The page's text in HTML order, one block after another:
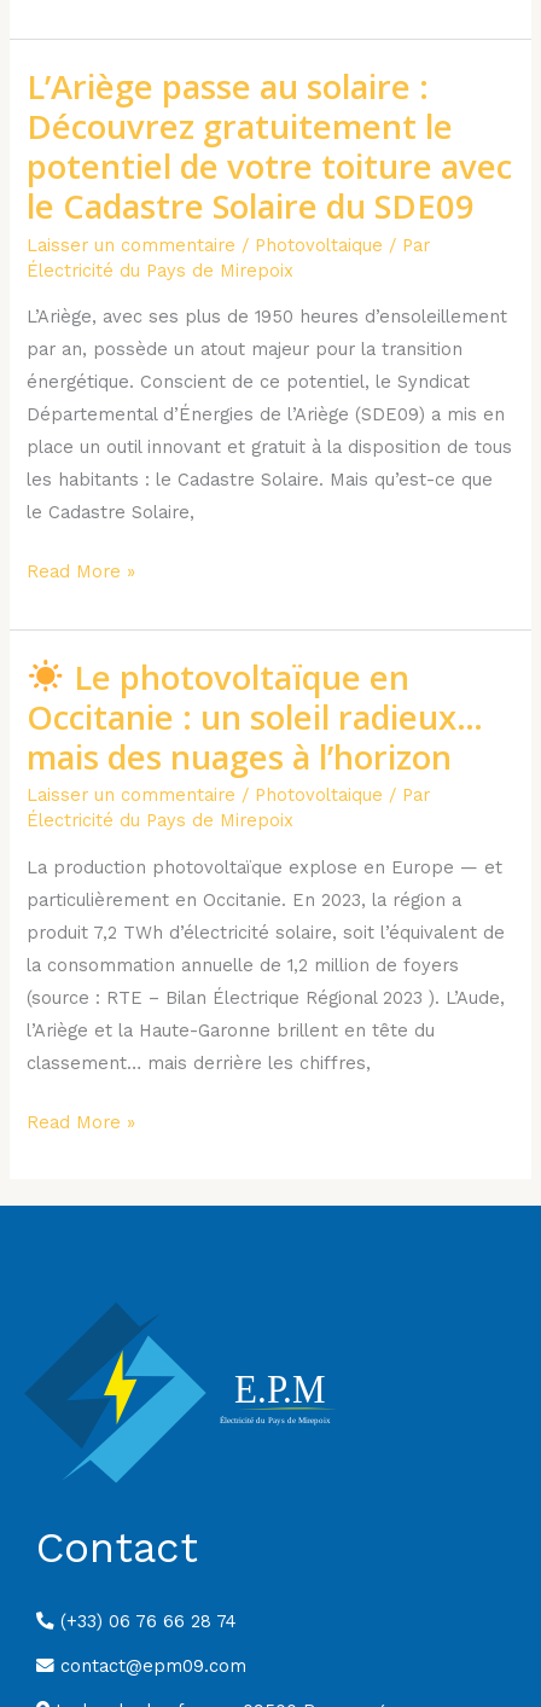
L’Ariège passe au solaire :
Découvrez gratuitement le
potentiel de votre toiture avec
le Cadastre Solaire du SDE09
Laisser un commentaire / Photovoltaique / Par
Électricité du Pays de Mirepoix
L’Ariège, avec ses plus de 1950 heures d’ensoleillement
par an, possède un atout majeur pour la transition
énergétique. Conscient de ce potentiel, le Syndicat
Départemental d’Énergies de l’Ariège (SDE09) a mis en
place un outil innovant et gratuit à la disposition de tous
les habitants : le Cadastre Solaire. Mais qu’est-ce que
le Cadastre Solaire,
L’Ariège
passe
solaire
Découvrez
gratuitement
le
potentiel
de
votre
toiture
avec
le
Solaire
SDE09
Read More »
Le photovoltaïque en
Occitanie : un soleil radieux…
mais des nuages à l’horizon
Laisser un commentaire / Photovoltaique / Par
Électricité du Pays de Mirepoix
La production photovoltaïque explose en Europe — et
particulièrement en Occitanie. En 2023, la région a
produit 7,2 TWh d’électricité solaire, soit l’équivalent de
la consommation annuelle de 1,2 million de foyers
(source : RTE – Bilan Électrique Régional 2023 ). L’Aude,
l’Ariège et la Haute-Garonne brillent en tête du
classement… mais derrière les chiffres,
Le
photovoltaïque
en
Occitanie
un
soleil
radieux…
mais
des
nuages
à
Read More »
Contact
(+33) 06 76 66 28 74
contact@epm09.com